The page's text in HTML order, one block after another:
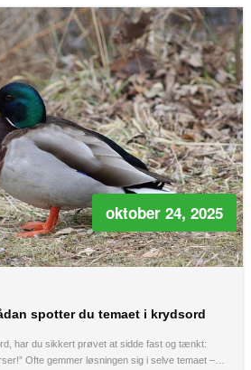
oktober 24, 2025
spotter du temaet i krydsord
har du sikkert prøvet at sidde fast og tænkt:
Ofte gemmer løsningen sig i selve temaet –…